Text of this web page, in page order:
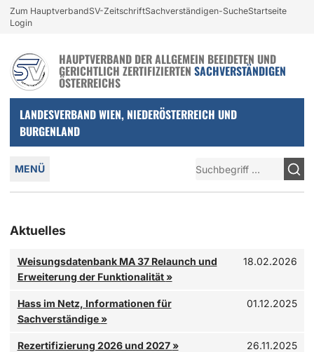
Zur Navigation springen
Zum Inhalt springen
Login und nützliche Links
Zum HauptverbandSV-ZeitschriftSachverständigen-SucheStartseite
Login
HAUPTVERBAND DER ALLGEMEIN BEEIDETEN UND
GERICHTLICH ZERTIFIZIERTEN SACHVERSTÄNDIGEN
ÖSTERREICHS
LANDESVERBAND WIEN, NIEDERÖSTERREICH UND
BURGENLAND
Hauptmenü
MENÜ
Aktuelles
Weisungsdatenbank MA 37 Relaunch und
Erweiterung der Funktionalität»
Sehr geehrte Kolleginnen und Kollegen,
die Weisungsdatenbank der MA 37 – Baupolizei enthält
18.02.2026
Hass im Netz, Informationen für
Sachverständige»
Sachverständige geraten zunehmend ins Visier von01.12.2025
Rezertifizierung 2026 und 2027»
Wichtig für alle im Jahr 2021 oder 2022 zertifizierten oder
26.11.2025